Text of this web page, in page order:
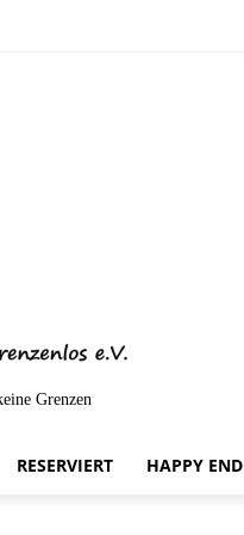
Grenzen
RESERVIERT HAPPY END